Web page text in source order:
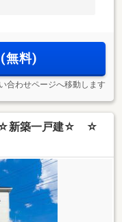
無料)
合わせページへ移動します
新築一戸建☆ ☆